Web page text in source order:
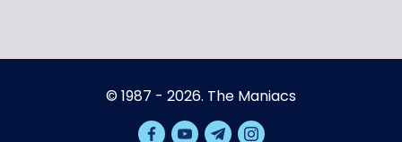
© 1987 - 2026. The Maniacs